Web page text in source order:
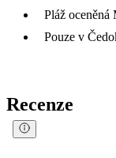
Pláž
Pouze v
Recenze